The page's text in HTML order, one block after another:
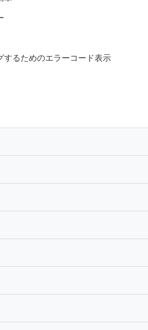
るためのエラーコード表示